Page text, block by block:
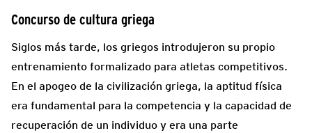
Concurso de cultura griega
Siglos más tarde, los griegos introdujeron su propio
entrenamiento formalizado para atletas competitivos.
En el apogeo de la civilización griega, la aptitud física
era fundamental para la competencia y la capacidad de
recuperación de un individuo y era una parte